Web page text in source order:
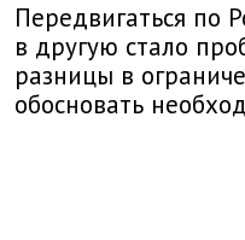
Передвигаться по
в другую стало
разницы в
обосновать